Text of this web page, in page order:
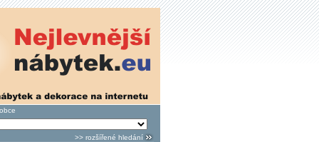
>> rozšířené hledání